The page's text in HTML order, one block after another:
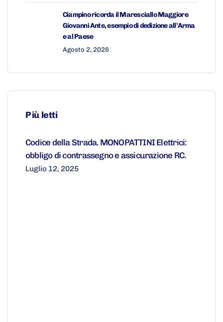
Ciampino ricorda il Maresciallo Maggiore
Giovanni Ante, esempio di dedizione all’Arma
e al Paese
Agosto 2, 2026
Più letti
Codice della Strada. MONOPATTINI Elettrici:
obbligo di contrassegno e assicurazione RC.
Luglio 12, 2025